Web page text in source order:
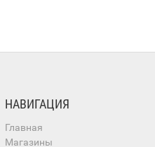
НАВИГАЦИЯ
Главная
Магазины